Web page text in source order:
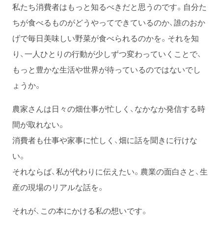
私たち消費者はもっと知るべきだと思うのです。自分た
ちが食べるものがどうやってできているのか、誰のおか
げで毎日美味しい野菜が食べられるのかを。それを知
り、一人ひとりの行動が少しずつ変わっていくことで、
もっと豊かな生活や世界が待っているのではないでし
ょうか。
農家さんは日々の畑仕事が忙しく、なかなか発信する時
間が取れない。
消費者も仕事や家事に忙しく、畑に話を聞きに行けな
い。
それならば、私が代わりに伝えたい。農業の面白さと、生
産の現場のリアルな話を。
それが、この本にかける私の想いです。